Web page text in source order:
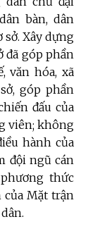
bàn, dân
sở. Xây dựng
đã góp phần
văn hóa, xã
góp phần
đấu của
viên; không
hành của
đội ngũ cán
thức
của Mặt trận